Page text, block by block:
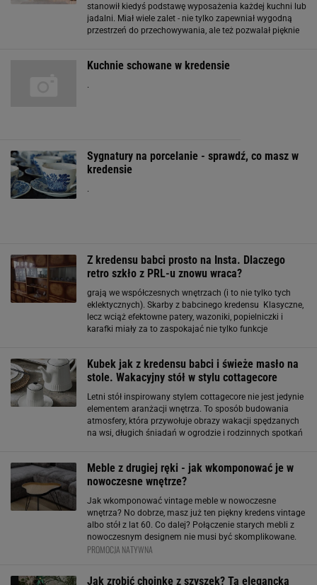
stanowił kiedyś podstawę wyposażenia każdej kuchni lub
jadalni. Miał wiele zalet - nie tylko zapewniał wygodną
przestrzeń do przechowywania, ale też pozwalał pięknie
Kuchnie schowane w kredensie
.
Sygnatury na porcelanie - sprawdź, co masz w
kredensie
.
Z kredensu babci prosto na Insta. Dlaczego
retro szkło z PRL-u znowu wraca?
grają we współczesnych wnętrzach (i to nie tylko tych
eklektycznych). Skarby z babcinego kredensu Klasyczne,
lecz wciąż efektowne patery, wazoniki, popielniczki i
karafki miały za to zaspokajać nie tylko funkcje
Kubek jak z kredensu babci i świeże masło na
stole. Wakacyjny stół w stylu cottagecore
Letni stół inspirowany stylem cottagecore nie jest jedynie
elementem aranżacji wnętrza. To sposób budowania
atmosfery, która przywołuje obrazy wakacji spędzanych
na wsi, długich śniadań w ogrodzie i rodzinnych spotkań
Meble z drugiej ręki - jak wkomponować je w
nowoczesne wnętrze?
Jak wkomponować vintage meble w nowoczesne
wnętrza? No dobrze, masz już ten piękny kredens vintage
albo stół z lat 60. Co dalej? Połączenie starych mebli z
nowoczesnym designem nie musi być skomplikowane.
Oto kilka sprawdzonych trików na wykorzystanie mebel
PROMOCJA NATYWNA
Jak zrobić choinkę z szyszek? Ta elegancka